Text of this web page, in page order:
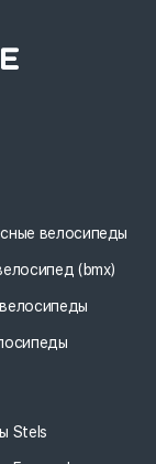
велосипеды
(bmx)
Stels